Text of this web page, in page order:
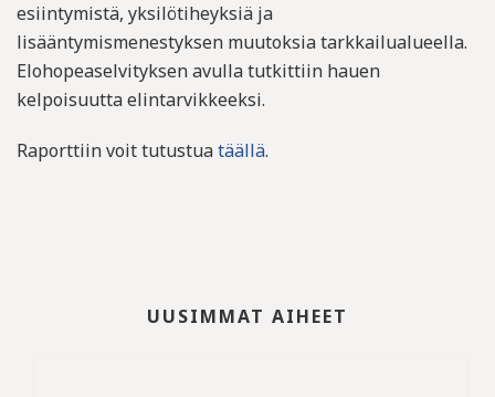
esiintymistä, yksilötiheyksiä ja
lisääntymismenestyksen muutoksia tarkkailualueella.
Elohopeaselvityksen avulla tutkittiin hauen
kelpoisuutta elintarvikkeeksi.
Raporttiin voit tutustuatäällä.
UUSIMMAT AIHEET